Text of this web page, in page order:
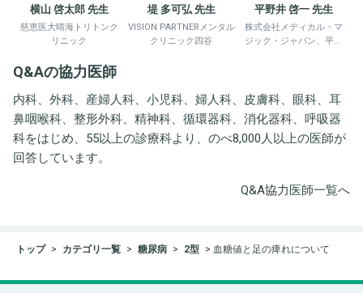
横山 啓太郎 先生
慈恵医大晴海トリトンク
リニック
堤 多可弘 先生
VISION PARTNERメンタル
クリニック四谷
平野井 啓一 先生
株式会社メディカル・マ
ジック・ジャパン、平野
Q&Aの協力医師
内科、外科、産婦人科、小児科、婦人科、皮膚科、眼科、耳
鼻咽喉科、整形外科、精神科、循環器科、消化器科、呼吸器
科をはじめ、55以上の診療科より、のべ8,000人以上の医師が
回答しています。
Q&A協力医師一覧へ
トップ カテゴリ一覧 糖尿病 2型 血糖値と足の痺れについて